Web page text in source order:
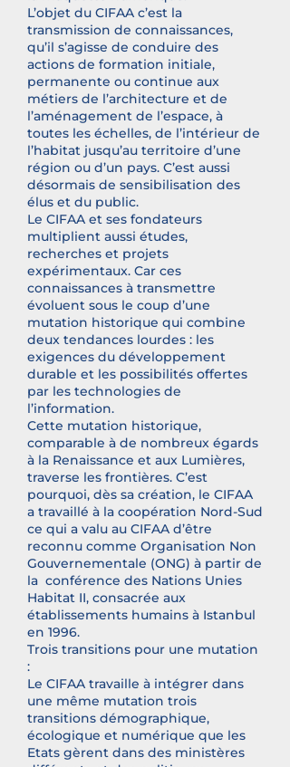
L’objet du CIFAA c’est la
transmission de connaissances,
qu’il s’agisse de conduire des
actions de formation initiale,
permanente ou continue aux
métiers de l’architecture et de
l’aménagement de l’espace, à
toutes les échelles, de l’intérieur de
l’habitat jusqu’au territoire d’une
région ou d’un pays. C’est aussi
désormais de sensibilisation des
élus et du public.
Le CIFAA et ses fondateurs
multiplient aussi études,
recherches et projets
expérimentaux. Car ces
connaissances à transmettre
évoluent sous le coup d’une
mutation historique qui combine
deux tendances lourdes : les
exigences du développement
durable et les possibilités offertes
par les technologies de
l’information.
Cette mutation historique,
comparable à de nombreux égards
à la Renaissance et aux Lumières,
traverse les frontières. C’est
pourquoi, dès sa création, le CIFAA
a travaillé à la coopération Nord-Sud
ce qui a valu au CIFAA d’être
reconnu comme Organisation Non
Gouvernementale (ONG) à partir de
la conférence des Nations Unies
Habitat II, consacrée aux
établissements humains à Istanbul
en 1996.
Trois transitions pour une mutation
:
Le CIFAA travaille à intégrer dans
une même mutation trois
transitions démographique,
écologique et numérique que les
Etats gèrent dans des ministères